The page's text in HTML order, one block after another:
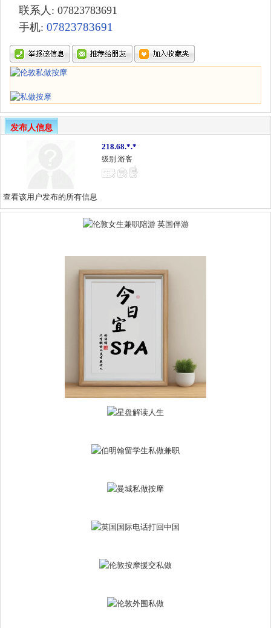
联系人: 07823783691
手机: 07823783691
发布人信息
218.68.*.*
级别:游客
查看该用户发布的所有信息